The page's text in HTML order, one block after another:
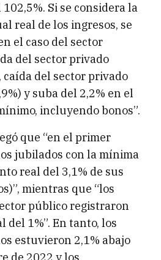
Si se considera la
real de los ingresos, se
el caso del sector
del sector privado
caída del sector privado
y suba del 2,2% en el
incluyendo bonos”.
que “en el primer
jubilados con la mínima
real del 3,1% de sus
mientras que “los
público registraron
1%”. En tanto, los
estuvieron 2,1% abajo
de 2022 y los